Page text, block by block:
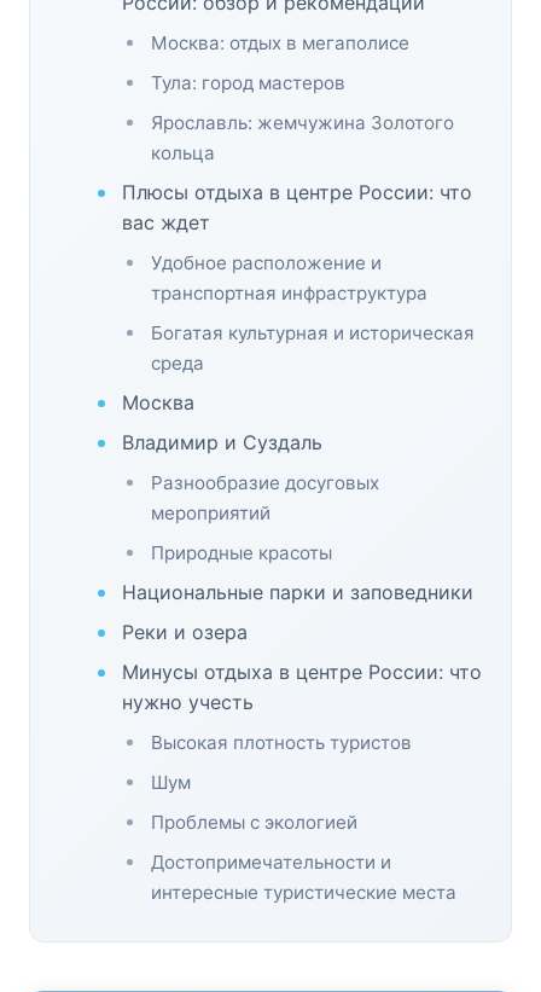
Москва: отдых в мегаполисе
Тула: город мастеров
Ярославль: жемчужина Золотого
кольца
Плюсы отдыха в центре России: что
вас ждет
Удобное расположение и
транспортная инфраструктура
Богатая культурная и историческая
среда
Москва
Владимир и Суздаль
Разнообразие досуговых
мероприятий
Природные красоты
Национальные парки и заповедники
Реки и озера
Минусы отдыха в центре России: что
нужно учесть
Высокая плотность туристов
Шум
Проблемы с экологией
Достопримечательности и
интересные туристические места